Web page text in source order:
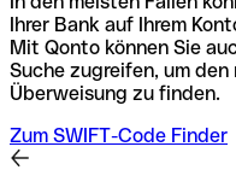
Ihrer Bank auf Ihrem
Mit Qonto können Sie
Suche zugreifen, um
Überweisung zu finden.
Zum SWIFT-Code Finder